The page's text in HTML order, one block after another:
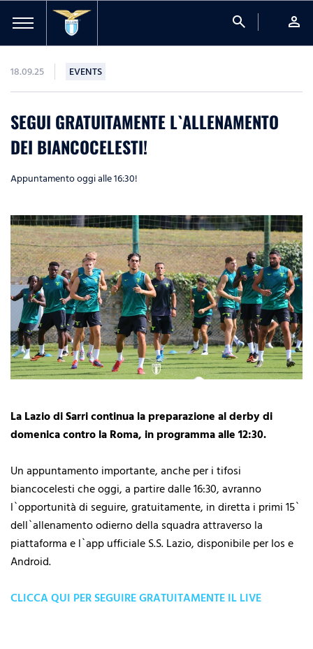
search person
18.09.25 EVENTS
SEGUI GRATUITAMENTE L`ALLENAMENTO
DEI BIANCOCELESTI!
Appuntamento oggi alle 16:30!
La Lazio di Sarri continua la preparazione al derby di
domenica contro la Roma, in programma alle 12:30.
Un appuntamento importante, anche per i tifosi
biancocelesti che oggi, a partire dalle 16:30, avranno
l`opportunità di seguire, gratuitamente, in diretta i primi 15`
dell`allenamento odierno della squadra attraverso la
piattaforma e l`app ufficiale S.S. Lazio, disponibile per Ios e
Android.
CLICCA QUI PER SEGUIRE GRATUITAMENTE IL LIVE